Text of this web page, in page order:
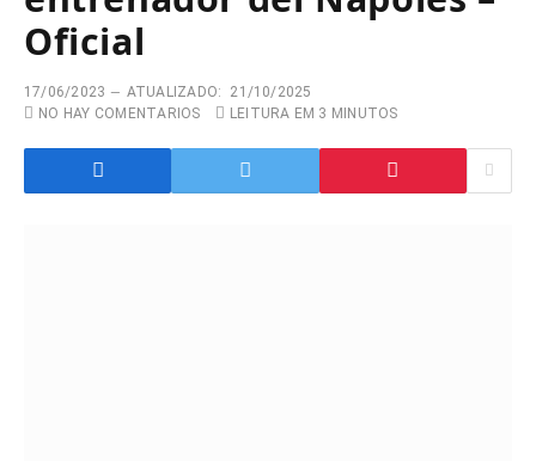
Oficial
17/06/2023 ATUALIZADO:
21/10/2025
NO HAY COMENTARIOS
LEITURA EM 3 MINUTOS